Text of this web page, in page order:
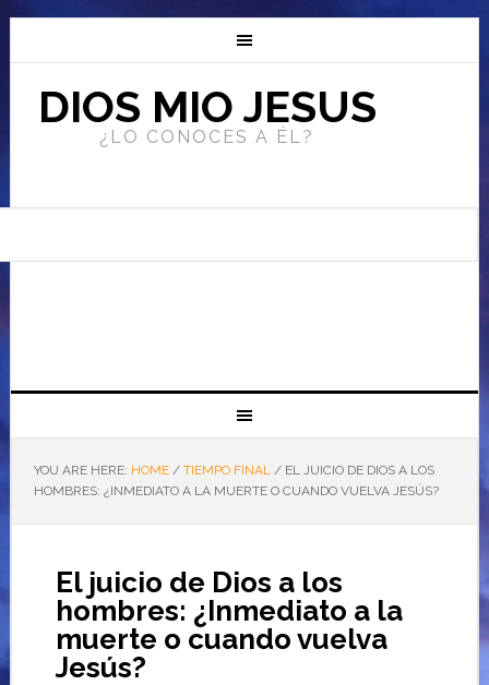
DIOS MIO JESUS
¿LO CONOCES A ÉL?
YOU ARE HERE: HOME / TIEMPO FINAL /EL JUICIO DE DIOS A LOS
HOMBRES: ¿INMEDIATO A LA MUERTE O CUANDO VUELVA JESÚS?
El juicio de Dios a los
hombres: ¿Inmediato a la
muerte o cuando vuelva
Jesús?